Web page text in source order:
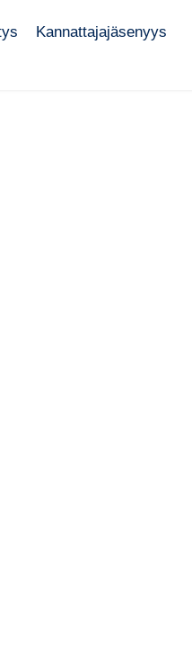
Kannattajajäsenyys